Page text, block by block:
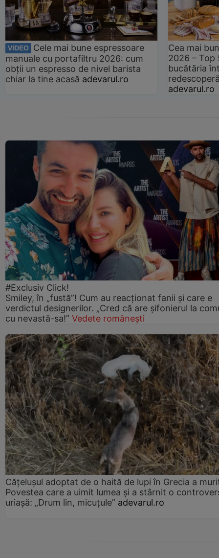
VIDEO
Cele mai bune espressoare
manuale cu portafiltru 2026: cum
obții un espresso de nivel barista
chiar la tine acasă adevarul.ro
Cea mai
2026 –
bucătăria
adevarul.ro
#Exclusiv Click!
Smiley, în „fustă”! Cum au reacționat fanii și care e
verdictul designerilor. „Cred că are șifonierul la
cu nevastă-sa!” Vedete românești
Cățelușul adoptat de o haită de lupi în Grecia a
Povestea care a uimit lumea și a stârnit o
uriașă: „Drum lin, micuțule” adevarul.ro